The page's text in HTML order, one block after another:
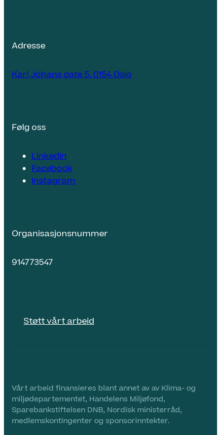
Adresse
Karl Johans gate 5, 0154 Oslo
Følg oss
LinkedIn
Facebook
Instagram
Organisasjonsnummer
914773547
Støtt vårt arbeid
Vårt arbeid finansieres blant annet av av Klima- og
miljødepartementet, Handelens Miljøfond,
Sparebankstiftelsen DNB, Nordisk ministerråd,
medlemskontingenter og sponsorinntekter.